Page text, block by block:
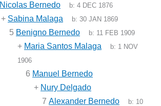
Nicolas Bernedo b:4 DEC 1876
+ Sabina Malaga b:30 JAN 1869
5 Benigno Bernedo b: 11 FEB 1909
+ Maria Santos Malaga b: 1 NOV
1906
6 Manuel Bernedo
+ Nury Delgado
7 Alexander Bernedo b: 10